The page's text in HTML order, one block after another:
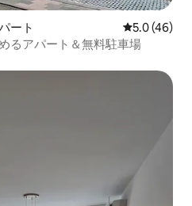
ート レビュー46
5.0 (46)
るアパート＆無料駐車場